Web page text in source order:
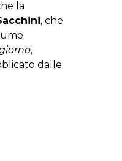
la
, che
,
dalle